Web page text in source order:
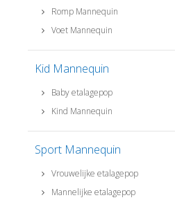
Romp Mannequin
Voet Mannequin
Kid Mannequin
Baby etalagepop
Kind Mannequin
Sport Mannequin
Vrouwelijke etalagepop
Mannelijke etalagepop